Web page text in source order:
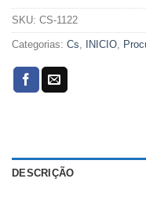
SKU: CS-1122
Categorias: Cs, INICIO,
DESCRIÇÃO